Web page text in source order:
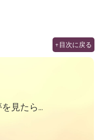
↑目次に戻る
見たら...